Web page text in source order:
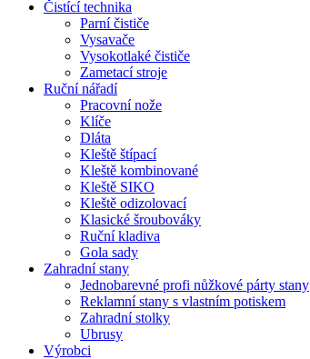
Čistící technika
Parní čističe
Vysavače
Vysokotlaké čističe
Zametací stroje
Ruční nářadí
Pracovní nože
Klíče
Dláta
Kleště štípací
Kleště kombinované
Kleště SIKO
Kleště odizolovací
Klasické šroubováky
Ruční kladiva
Gola sady
Zahradní stany
Jednobarevné profi nůžkové párty stany
Reklamní stany s vlastním potiskem
Zahradní stolky
Ubrusy
Výrobci